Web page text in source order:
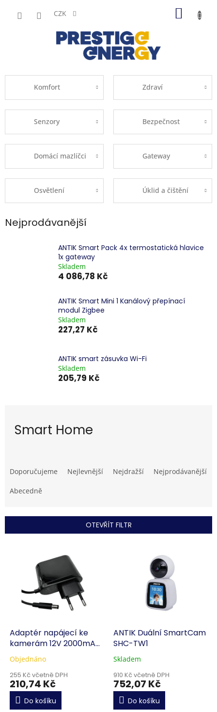
CZK
Komfort Zdraví
Senzory Bezpečnost
Domácí mazlíčci Gateway
Osvětlení Úklid a čištění
Nejprodávanější
ANTIK Smart Pack 4x termostatická hlavice
1x gateway
Skladem
4 086,78 Kč
ANTIK Smart Mini 1 Kanálový přepínací
modul Zigbee
Skladem
227,27 Kč
ANTIK smart zásuvka Wi-Fi
Skladem
205,79 Kč
Smart Home
a
e
í
r
Doporučujeme Nejlevnější Nejdražší Nejprodávanější
Abecedně
OTEVŘÍT FILTR
d
ů
Adaptér napájecí ke
kamerám 12V 2000mA
GA-1202000V
Objednáno
255 Kč včetně DPH
210,74 Kč
Do košíku
ANTIK Duální SmartCam
SHC-TW1
Skladem
910 Kč včetně DPH
752,07 Kč
Do košíku